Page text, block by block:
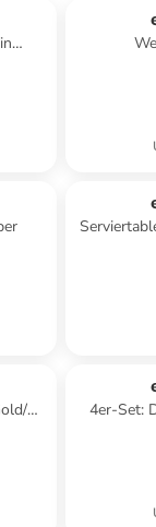
-
4er-Set: